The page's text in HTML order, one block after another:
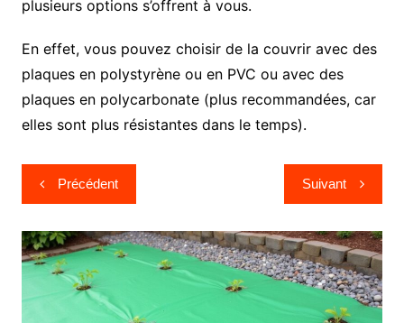
plusieurs options s’offrent à vous.
En effet, vous pouvez choisir de la couvrir avec des
plaques en polystyrène ou en PVC ou avec des
plaques en polycarbonate (plus recommandées, car
elles sont plus résistantes dans le temps).
Navigation
de
l’article
Précédent Suivant